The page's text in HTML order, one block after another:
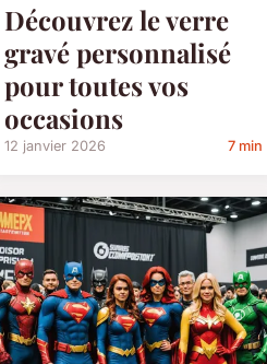
Découvrez le verre
gravé personnalisé
pour toutes vos
occasions
12 janvier 2026 7 min